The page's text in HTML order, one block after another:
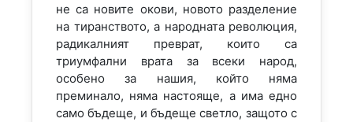
не са новите окови, новото разделение
на тиранството, а народната революция,
радикалният преврат, които са
триумфални врата за всеки народ,
особено за нашия, който няма
преминало, няма настояще, а има едно
само бъдеще, и бъдеще светло, защото с